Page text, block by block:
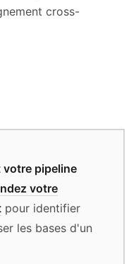
cross-
pipeline
votre
pour identifier
les bases d'un